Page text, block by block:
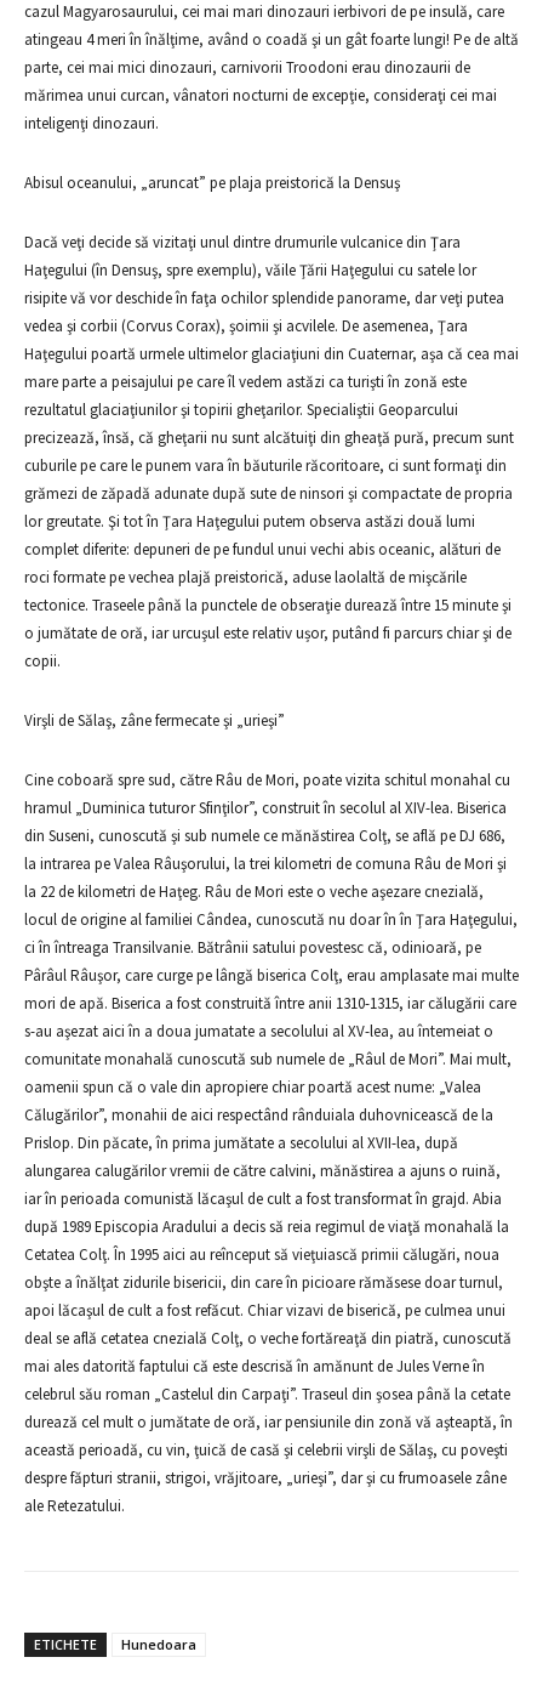
cazul Magyarosaurului, cei mai mari dinozauri ierbivori de pe insulă, care
atingeau 4 meri în înălţime, având o coadă şi un gât foarte lungi! Pe de altă
parte, cei mai mici dinozauri, carnivorii Troodoni erau dinozaurii de
mărimea unui curcan, vânatori nocturni de excepţie, consideraţi cei mai
inteligenţi dinozauri.
Abisul oceanului, „aruncat” pe plaja preistorică la Densuş
Dacă veţi decide să vizitaţi unul dintre drumurile vulcanice din Ţara
Haţegului (în Densuş, spre exemplu), văile Ţării Haţegului cu satele lor
risipite vă vor deschide în faţa ochilor splendide panorame, dar veţi putea
vedea şi corbii (Corvus Corax), şoimii şi acvilele. De asemenea, Ţara
Haţegului poartă urmele ultimelor glaciaţiuni din Cuaternar, aşa că cea mai
mare parte a peisajului pe care îl vedem astăzi ca turişti în zonă este
rezultatul glaciaţiunilor şi topirii gheţarilor. Specialiştii Geoparcului
precizează, însă, că gheţarii nu sunt alcătuiţi din gheaţă pură, precum sunt
cuburile pe care le punem vara în băuturile răcoritoare, ci sunt formaţi din
grămezi de zăpadă adunate după sute de ninsori şi compactate de propria
lor greutate. Şi tot în Ţara Haţegului putem observa astăzi două lumi
complet diferite: depuneri de pe fundul unui vechi abis oceanic, alături de
roci formate pe vechea plajă preistorică, aduse laolaltă de mişcările
tectonice. Traseele până la punctele de obseraţie durează între 15 minute şi
o jumătate de oră, iar urcuşul este relativ ușor, putând fi parcurs chiar şi de
copii.
Virşli de Sălaş, zâne fermecate şi „urieşi”
Cine coboară spre sud, către Râu de Mori, poate vizita schitul monahal cu
hramul „Duminica tuturor Sfinţilor”, construit în secolul al XIV-lea. Biserica
din Suseni, cunoscută şi sub numele ce mănăstirea Colţ, se află pe DJ 686,
la intrarea pe Valea Râuşorului, la trei kilometri de comuna Râu de Mori şi
la 22 de kilometri de Haţeg. Râu de Mori este o veche aşezare cnezială,
locul de origine al familiei Cândea, cunoscută nu doar în în Ţara Haţegului,
ci în întreaga Transilvanie. Bătrânii satului povestesc că, odinioară, pe
Pârâul Râuşor, care curge pe lângă biserica Colţ, erau amplasate mai multe
mori de apă. Biserica a fost construită între anii 1310-1315, iar călugării care
s-au aşezat aici în a doua jumatate a secolului al XV-lea, au întemeiat o
comunitate monahală cunoscută sub numele de „Râul de Mori”. Mai mult,
oamenii spun că o vale din apropiere chiar poartă acest nume: „Valea
Călugărilor”, monahii de aici respectând rânduiala duhovnicească de la
Prislop. Din păcate, în prima jumătate a secolului al XVII-lea, după
alungarea calugărilor vremii de către calvini, mănăstirea a ajuns o ruină,
iar în perioada comunistă lăcaşul de cult a fost transformat în grajd. Abia
după 1989 Episcopia Aradului a decis să reia regimul de viaţă monahală la
Cetatea Colţ. În 1995 aici au reînceput să vieţuiască primii călugări, noua
obşte a înălţat zidurile bisericii, din care în picioare rămăsese doar turnul,
apoi lăcaşul de cult a fost refăcut. Chiar vizavi de biserică, pe culmea unui
deal se află cetatea cnezială Colţ, o veche fortăreaţă din piatră, cunoscută
mai ales datorită faptului că este descrisă în amănunt de Jules Verne în
celebrul său roman „Castelul din Carpaţi”. Traseul din şosea până la cetate
durează cel mult o jumătate de oră, iar pensiunile din zonă vă aşteaptă, în
această perioadă, cu vin, ţuică de casă şi celebrii virşli de Sălaş, cu poveşti
despre făpturi stranii, strigoi, vrăjitoare, „urieşi”, dar şi cu frumoasele zâne
ale Retezatului.
ETICHETE Hunedoara